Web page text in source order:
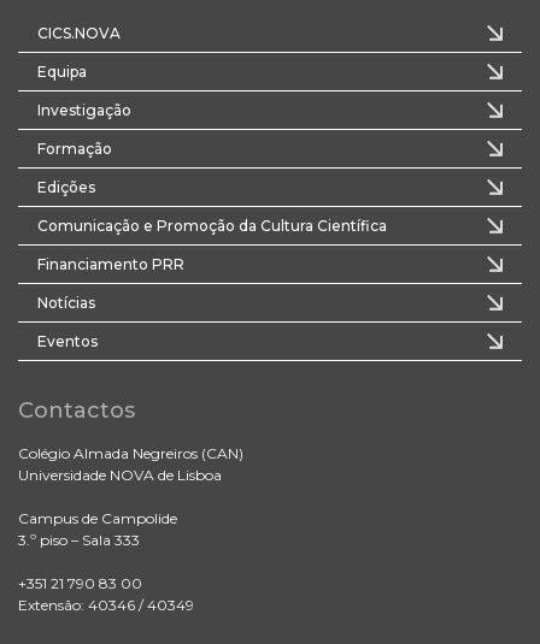
CICS.NOVA
Equipa
Investigação
Formação
Edições
Comunicação e Promoção da Cultura Científica
Financiamento PRR
Notícias
Eventos
Contactos
Colégio Almada Negreiros (CAN)
Universidade NOVA de Lisboa
Campus de Campolide
3.º piso – Sala 333
+351 21 790 83 00
Extensão: 40346 / 40349